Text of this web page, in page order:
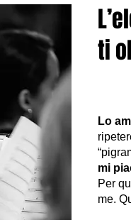
ti
Lo
mi
Per
me.